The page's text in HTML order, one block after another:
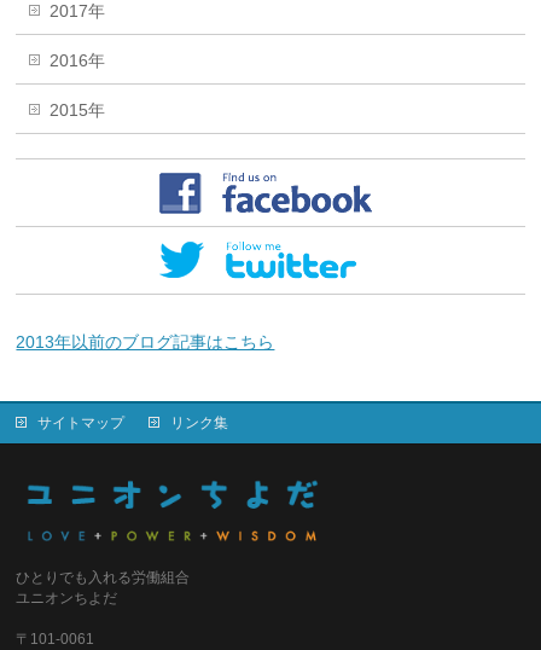
2017年
2016年
2015年
2013年以前のブログ記事はこちら
サイトマップ リンク集
ひとりでも入れる労働組合
ユニオンちよだ
〒101-0061